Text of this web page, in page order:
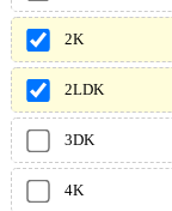
2K
2LDK
3DK
4K